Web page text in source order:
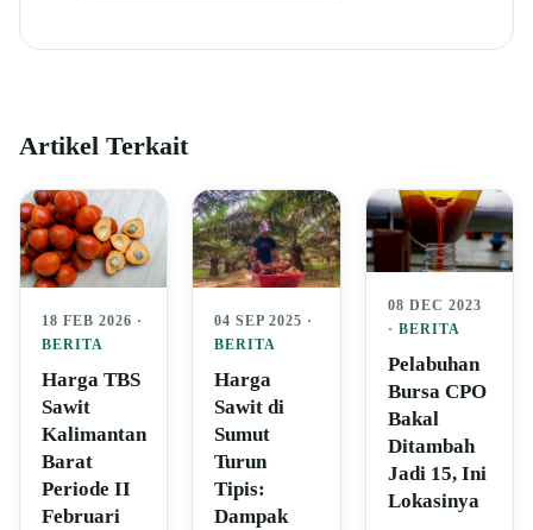
Artikel Terkait
18 FEB 2026 ·
BERITA
Harga TBS
Sawit
Kalimantan
Barat
Periode II
Februari
04 SEP 2025 ·
BERITA
Harga
Sawit di
Sumut
Turun
Tipis:
Dampak
08 DEC 2023
· BERITA
Pelabuhan
Bursa CPO
Bakal
Ditambah
Jadi 15, Ini
Lokasinya